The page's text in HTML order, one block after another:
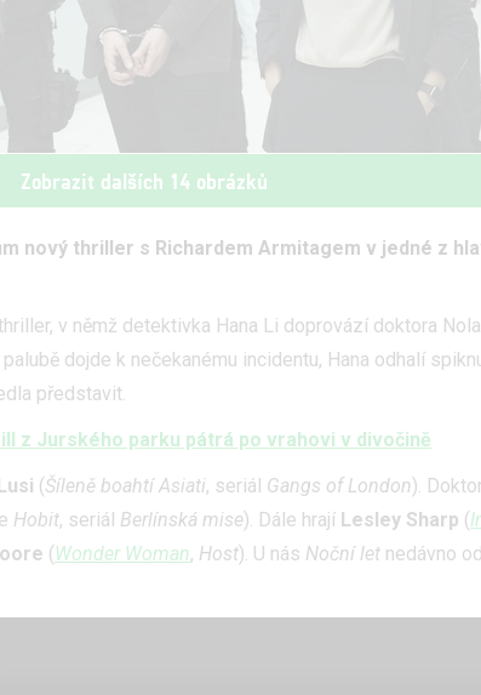
Zobrazit dalších 14 obrázků
nový thriller s Richardem Armitagem v jedné z
v němž detektivka Hana Li doprovází doktora
dojde k nečekanému incidentu, Hana odhalí
představit.
z Jurského parku pátrá po vrahovi v divočině
(Šíleně boahtí Asiati, seriál Gangs of London).
Hobit, seriál Berlínská mise). Dále hrají Lesley Sharp (
( Wonder Woman, Host). U nás Noční let nedávno